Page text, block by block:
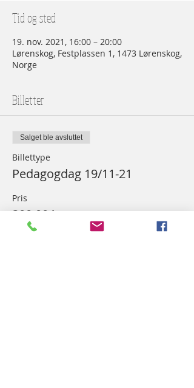
Tid og sted
19. nov. 2021, 16:00 – 20:00
Lørenskog, Festplassen 1, 1473 Lørenskog,
Norge
Billetter
Salget ble avsluttet
Billettype
Pedagogdag 19/11-21
Pris
300,00 kr